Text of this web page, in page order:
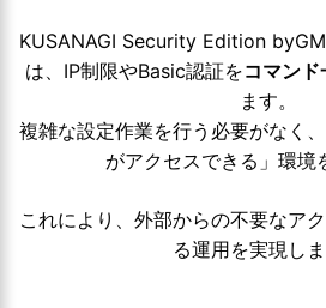
KUSANAGI Security Edition
は、IP制限やBasic認証をコマン
ます。
複雑な設定作業を行う必要がなく
がアクセスできる」環境
これにより、外部からの不要なア
る運用を実現しま